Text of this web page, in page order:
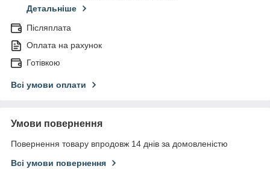
Детальніше
Післяплата
Оплата на рахунок
Готівкою
Всі умови оплати
Умови повернення
Повернення товару впродовж 14 днів за домовленістю
Всі умови повернення